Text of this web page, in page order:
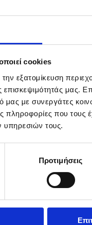
cookies
εξατομίκευση
επισκεψιμότητάς μας.
μας με συνεργάτες
πληροφορίες που τους
τους.
Προτιμήσεις
Νάμα: